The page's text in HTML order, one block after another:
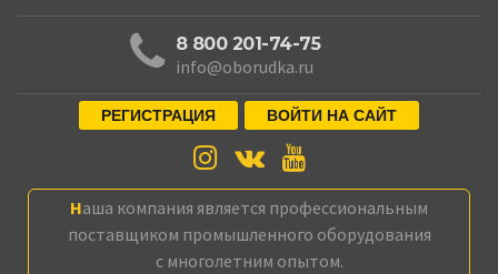
8 800 201-74-75
info@oborudka.ru
РЕГИСТРАЦИЯ ВОЙТИ НА САЙТ
Наша компания является профессиональным
поставщиком промышленного оборудования
с многолетним опытом.